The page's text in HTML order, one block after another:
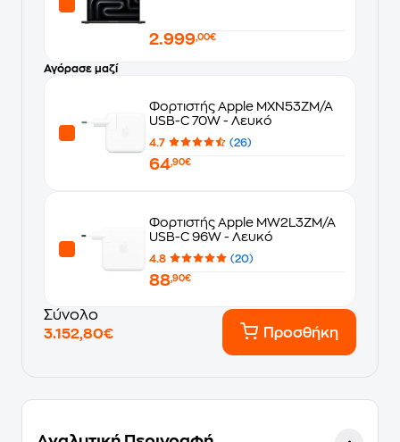
2.999,00€
Αγόρασε μαζί
Φορτιστής Apple MXN53ZM/A
USB-C 70W - Λευκό
4.7 (26)
64,90€
Φορτιστής Apple MW2L3ZM/A
USB-C 96W - Λευκό
4.8 (20)
88,90€
Σύνολο
3.152,80€
Προσθήκη